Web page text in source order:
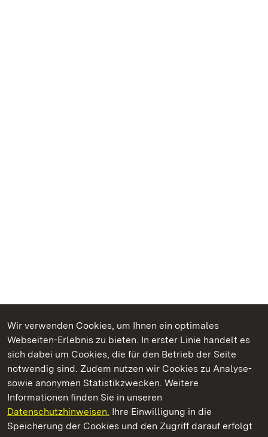
Wir verwenden Cookies, um Ihnen ein optimales
Webseiten-Erlebnis zu bieten. In erster Linie handelt es
sich dabei um Cookies, die für den Betrieb der Seite
notwendig sind. Zudem nutzen wir Cookies zu Analyse-
sowie anonymen Statistikzwecken. Weitere
Informationen finden Sie in unseren
Datenschutzhinweisen. Ihre Einwilligung in die
Speicherung der Cookies und den Zugriff darauf erfolgt
Kommen. Staunen. Genießen.
Staatliche Schlösser und Gärten Baden‑Württemberg